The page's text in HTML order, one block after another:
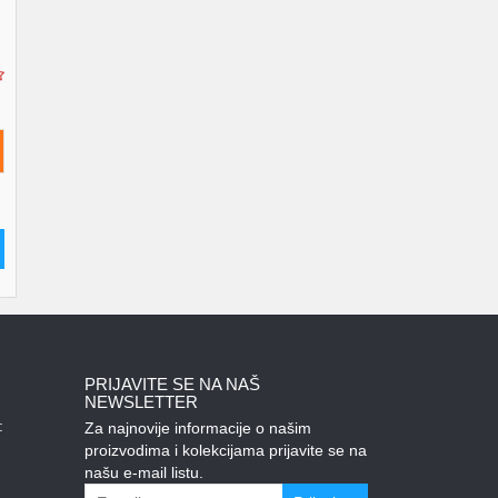
PRIJAVITE SE NA NAŠ
NEWSLETTER
Za najnovije informacije o našim
proizvodima i kolekcijama prijavite se na
našu e-mail listu.